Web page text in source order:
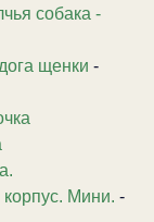
собака -
щенки -
Мини. -